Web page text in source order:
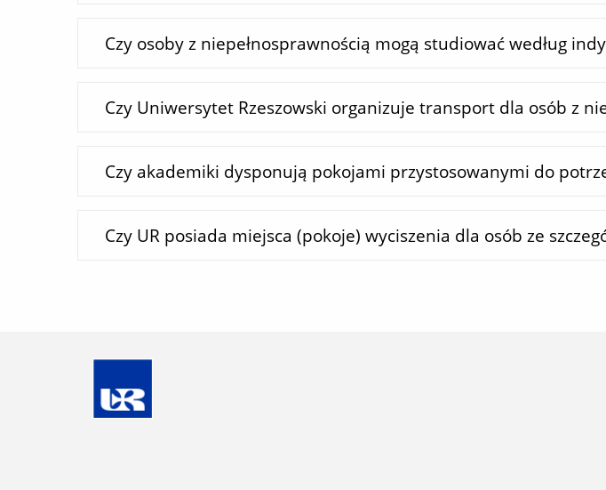
Czy osoby z niepełnosprawnością mogą studiować według
Czy Uniwersytet Rzeszowski organizuje transport dla osób z
Czy akademiki dysponują pokojami przystosowanymi do
Czy UR posiada miejsca (pokoje) wyciszenia dla osób ze